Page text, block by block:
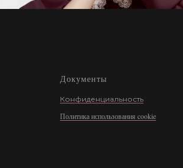
Документы
Конфиденциальность
Политика использования cookie